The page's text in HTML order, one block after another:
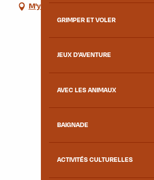
GRIMPER ET VOLER
JEUX D'AVENTURE
AVEC LES ANIMAUX
BAIGNADE
ACTIVITÉS CULTURELLES
M'y rendre